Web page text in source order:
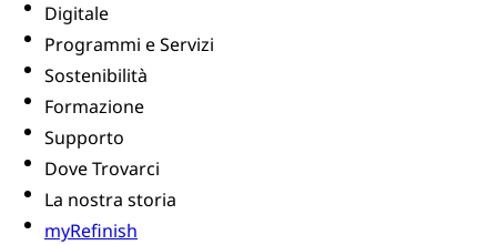
Digitale
Programmi e Servizi
Sostenibilità
Formazione
Supporto
Dove Trovarci
La nostra storia
myRefinish